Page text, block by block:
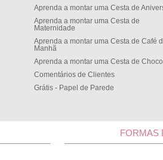
Aprenda a montar uma Cesta de
Aprenda a montar uma Cesta de
Maternidade
Aprenda a montar uma Cesta de Café
Manh
Aprenda a montar uma Cesta de
Comentários de Clientes
Grátis - Papel de Parede
FORMAS